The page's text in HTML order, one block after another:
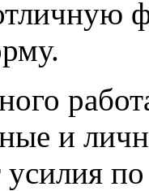
и
усилия